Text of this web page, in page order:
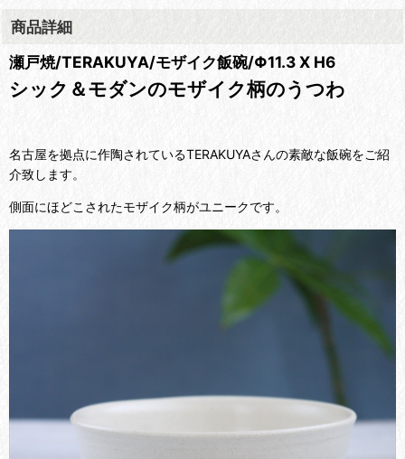
商品詳細
瀬戸焼/TERAKUYA/モザイク飯碗/Φ11.3 X H6
シック＆モダンのモザイク柄のうつわ
名古屋を拠点に作陶されているTERAKUYAさんの素敵な飯碗をご紹
介致します。
側面にほどこされたモザイク柄がユニークです。